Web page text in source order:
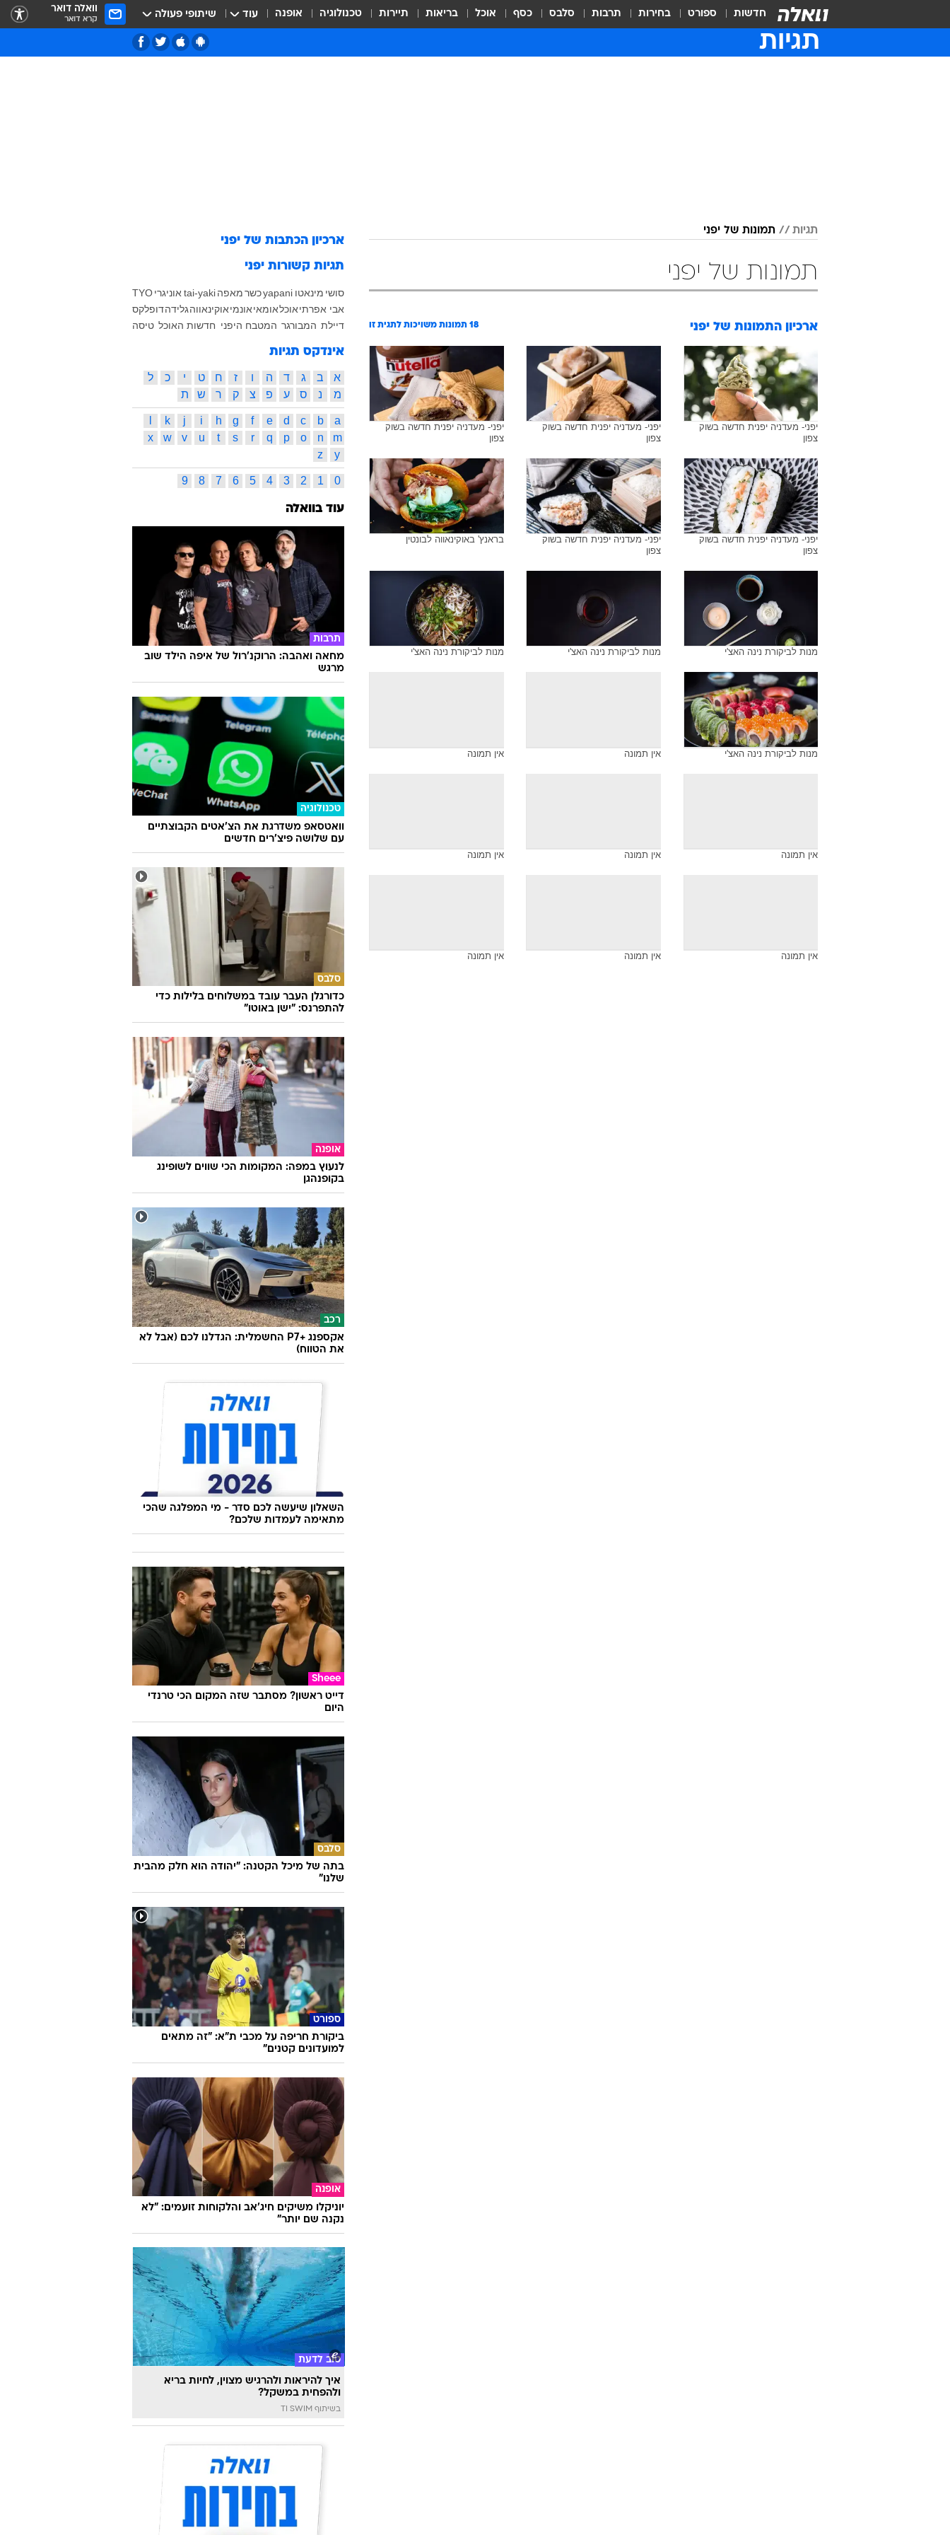
חדשות ספורט בחירות תרבות סלבס כסף אוכל בריאות תיירות טכנולוגיה אופנה עוד שיתופי פעולה וואלה דואר
קרא דואר
תגיות
תגיות תמונות של יפני
תמונות של יפני
ארכיון התמונות של יפני 18 תמונות משויכות לתגית זו
יפני- מעדניה יפנית חדשה בשוק
צפון
יפני- מעדניה יפנית חדשה בשוק
צפון
יפני- מעדניה יפנית חדשה בשוק
צפון
יפני- מעדניה יפנית חדשה בשוק
צפון
יפני- מעדניה יפנית חדשה בשוק
צפון
בראנץ' באוקינאווה לבונטין
מנות לביקורת נינה האצ'י מנות לביקורת נינה האצ'י מנות לביקורת נינה האצ'י
מנות לביקורת נינה האצ'י אין תמונה אין תמונה
אין תמונה אין תמונה אין תמונה
אין תמונה אין תמונה אין תמונה
ארכיון הכתבות של יפני
תגיות קשורות יפני
סושי מינאטו yapaniכשרמאפה tai-yaki אוניגריTYO
אבי אפרתיאוכלאומאיאונמיאוקינאווהגלידהדופלקס
דיילת המבורגר המטבח היפני חדשות האוכל טיסה
אינדקס תגיות
א ב ג ד ה ו ז ח ט י כ
ל
מ
נ ס ע פ צ ק ר ש ת
a
b
c
d
e
f
g
h
i
j
k
m
n
o
p
q
r
s
t
u
v
w
x
y
z
0
1
2
3
4
5
6
7
8
9
עוד בוואלה
תרבות
מחאה ואהבה: הרוקנ'רול של איפה הילד שוב
מרגש
טכנולוגיה
וואטסאפ משדרגת את הצ'אטים הקבוצתיים
עם שלושה פיצ'רים חדשים
סלבס
כדורגלן העבר עובד במשלוחים בלילות כדי
להתפרנס: "ישן באוטו"
אופנה
לנעוץ במפה: המקומות הכי שווים לשופינג
בקופנהגן
רכב
אקספנג +P7 החשמלית: הגדלנו לכם (אבל לא
את הטווח)
השאלון שיעשה לכם סדר - מי המפלגה שהכי
מתאימה לעמדות שלכם?
Sheee
דייט ראשון? מסתבר שזה המקום הכי טרנדי
היום
סלבס
בתה של מיכל הקטנה: "יהודה הוא חלק מהבית
שלנו"
ספורט
ביקורת חריפה על מכבי ת"א: "זה מתאים
למועדונים קטנים"
אופנה
יוניקלו משיקים חיג'אב והלקוחות זועמים: "לא
נקנה שם יותר"
טוב לדעת
איך להיראות ולהרגיש מצוין, לחיות בריא
ולהפחית במשקל?
בשיתוף TI SWIM